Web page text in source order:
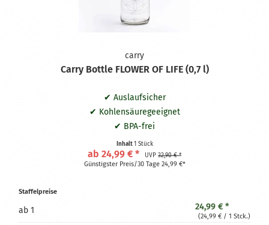
carry
Carry Bottle FLOWER OF LIFE (0,7 l)
✔ Auslaufsicher
✔ Kohlensäuregeeignet
✔ BPA-frei
✔ Spülmaschinengeeignet
✔ Blume des Lebens
Inhalt1 Stück
ab 24,99 € * UVP32,90 € *
Günstigster Preis/30 Tage 24,99 €*
Staffelpreise
ab 1 24,99 € *
(24,99 € / 1 Stck.)